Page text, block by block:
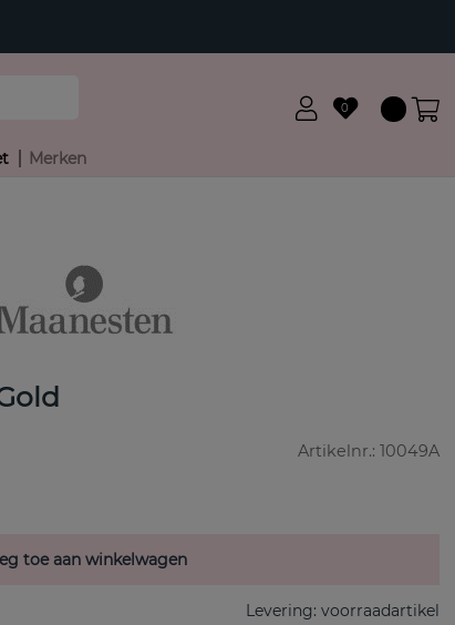
0
Merken
Artikelnr.: 10049A
toe aan winkelwagen
Levering: voorraadartikel